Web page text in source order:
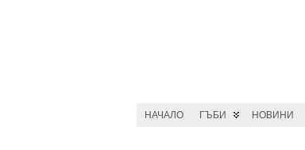
НАЧАЛО ГЪБИ НОВИНИ